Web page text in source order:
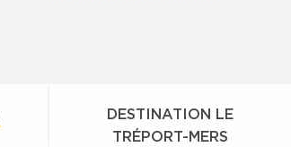
DESTINATION LE
TRÉPORT-MERS